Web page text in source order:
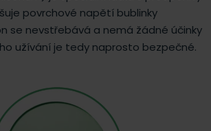
povrchové napětí bublinky
se nevstřebává a nemá žádné účinky
užívání je tedy naprosto bezpečné.